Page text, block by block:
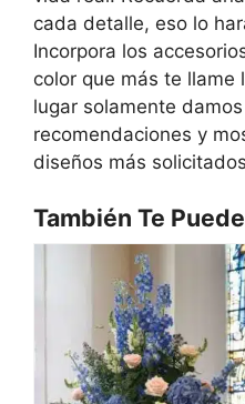
cada detalle, eso lo
Incorpora los
color que más te llame
lugar solamente
recomendaciones y
diseños más
También Te